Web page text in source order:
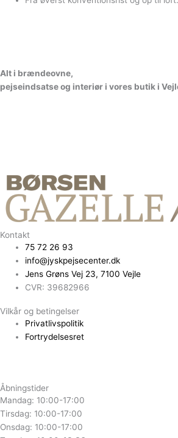
Alt i brændeovne,
pejseindsatseog interiør i vores butik i Vejl
Kontakt
75 72 26 93
info@jyskpejsecenter.dk
Jens Grøns Vej 23, 7100 Vejle
CVR: 39682966
Vilkår og betingelser
Privatlivspolitik
Fortrydelsesret
Åbningstider
Mandag: 10:00-17:00
Tirsdag: 10:00-17:00
Onsdag: 10:00-17:00